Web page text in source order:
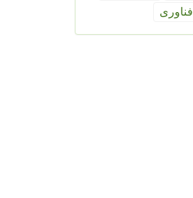
فناوری